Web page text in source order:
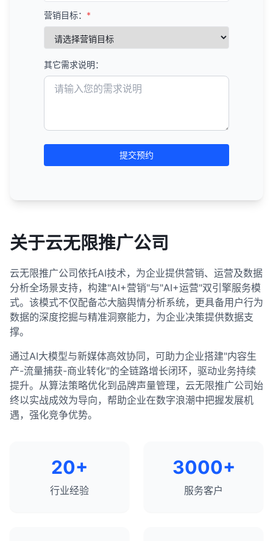
营销目标： *
其它需求说明：
提交预约
关于云无限推广公司
云无限推广公司依托AI技术，为企业提供营销、运营及数据
分析全场景支持，构建"AI+营销"与"AI+运营"双引擎服务模
式。该模式不仅配备芯大脑舆情分析系统，更具备用户行为
数据的深度挖掘与精准洞察能力，为企业决策提供数据支
撑。
通过AI大模型与新媒体高效协同，可助力企业搭建"内容生
产-流量捕获-商业转化"的全链路增长闭环，驱动业务持续
提升。从算法策略优化到品牌声量管理，云无限推广公司始
终以实战成效为导向，帮助企业在数字浪潮中把握发展机
遇，强化竞争优势。
20+
行业经验
3000+
服务客户